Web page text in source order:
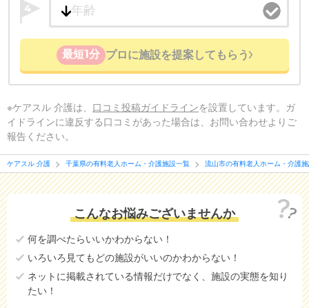
4
最短1分 プロに施設を提案してもらう
※ケアスル 介護は、 口コミ投稿ガイドラインを設置しています。ガ
イドラインに違反する口コミがあった場合は、お問い合わせよりご
報告ください。
ケアスル 介護 千葉県の有料老人ホーム・介護施設一覧 流山市の有料老人ホーム・介護
こんなお悩みございませんか
何を調べたらいいかわからない！
いろいろ見てもどの施設がいいのかわからない！
ネットに掲載されている情報だけでなく、施設の実態を知り
たい！